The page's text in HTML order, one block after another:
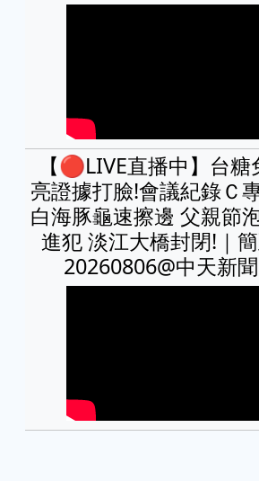
【🔴LIVE直播中】台
亮證據打臉!會議紀錄Ｃ
白海豚龜速擦邊 父親節
進犯 淡江大橋封閉!｜
20260806@中天新